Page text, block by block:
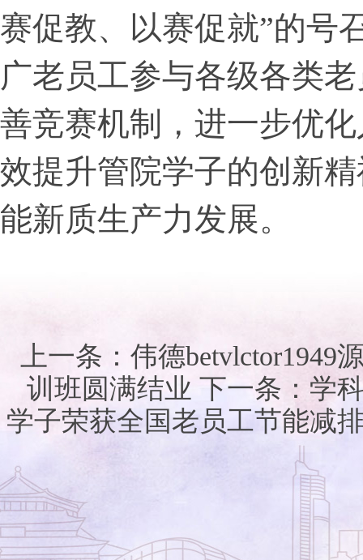
赛促教、以赛促就”的号
广老员工参与各级各类
善竞赛机制，进一步优
效提升管院学子的创新
能新质生产力发展。
上一条： 伟德betvlctor1949
训班圆满结业 下一条： 学
学子荣获全国老员工节能减